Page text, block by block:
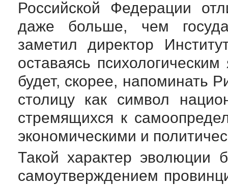
Российской Федерации
даже больше, чем
заметил директор
оставаясь
будет, скорее, напоминать
столицу как символ
стремящихся к
экономическими и
Такой характер эволюции
самоутверждением